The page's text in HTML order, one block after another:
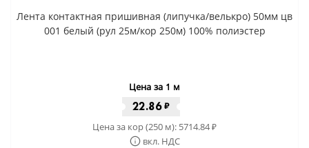
Лента контактная пришивная (липучка/велькро) 50мм цв
001 белый (рул 25м/кор 250м) 100% полиэстер
Цена за 1 м
22.86₽
Цена за кор (250 м): 5714.84₽
вкл. НДС